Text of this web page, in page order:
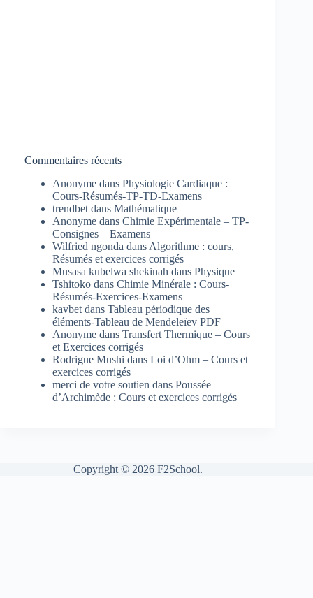
Commentaires récents
Anonyme dans Physiologie Cardiaque :
Cours-Résumés-TP-TD-Examens
trendbet dans Mathématique
Anonyme dans Chimie Expérimentale – TP-
Consignes – Examens
Wilfried ngonda dans Algorithme : cours,
Résumés et exercices corrigés
Musasa kubelwa shekinah dans Physique
Tshitoko dans Chimie Minérale : Cours-
Résumés-Exercices-Examens
kavbet dans Tableau périodique des
éléments-Tableau de Mendeleïev PDF
Anonyme dans Transfert Thermique – Cours
et Exercices corrigés
Rodrigue Mushi dans Loi d’Ohm – Cours et
exercices corrigés
merci de votre soutien dans Poussée
d’Archimède : Cours et exercices corrigés
Copyright © 2026 F2School.